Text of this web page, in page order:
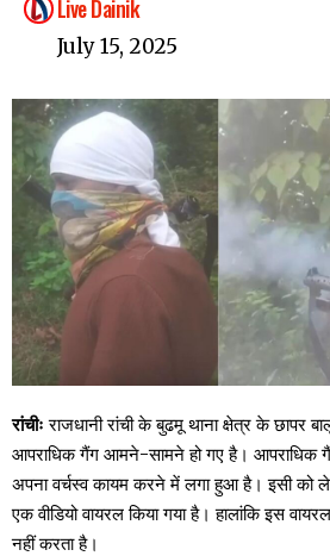
Live Dainik
July 15, 2025
रांचीः राजधानी रांची के बुढमू थाना क्षेत्र के छापर
आपराधिक गैंग आमने-सामने हो गए है। आपराधिक
अपना वर्चस्व कायम करने में लगा हुआ है। इसी को
एक वीडियो वायरल किया गया है। हालांकि इस
नहीं करता है।